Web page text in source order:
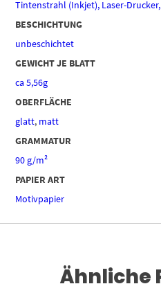
Tintenstrahl (Inkjet), Laser-
BESCHICHTUNG
unbeschichtet
GEWICHT JE BLATT
ca 5,56g
OBERFLÄCHE
glatt, matt
GRAMMATUR
90 g/m²
PAPIER ART
Motivpapier
Ähnliche